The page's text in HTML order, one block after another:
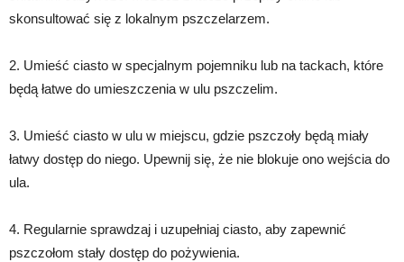
skonsultować się z lokalnym pszczelarzem.
2. Umieść ciasto w specjalnym pojemniku lub na tackach, które
będą łatwe do umieszczenia w ulu pszczelim.
3. Umieść ciasto w ulu w miejscu, gdzie pszczoły będą miały
łatwy dostęp do niego. Upewnij się, że nie blokuje ono wejścia do
ula.
4. Regularnie sprawdzaj i uzupełniaj ciasto, aby zapewnić
pszczołom stały dostęp do pożywienia.